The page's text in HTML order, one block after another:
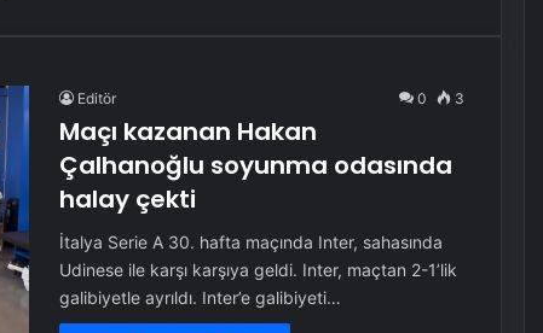
Editör 0 3
Maçı kazanan Hakan
Çalhanoğlu soyunma odasında
halay çekti
İtalya Serie A 30. hafta maçında Inter, sahasında
Udinese ile karşı karşıya geldi. Inter, maçtan 2-1’lik
galibiyetle ayrıldı. Inter’e galibiyeti…